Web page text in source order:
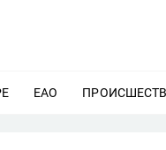
ЕЩЕ
ЕАО ЕЩЕ